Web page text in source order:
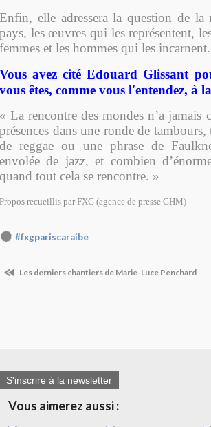
Enfin, elle adressera la question de
pays, les œuvres qui les représentent,
femmes et les hommes qui les incarnent.
Vous avez cité Edouard Glissant
vous êtes, comme vous l'entendez, à
« La rencontre des mondes n’a
présences dans une ronde de
de reggae ou une phrase de
envolée de jazz, et combien
quand tout cela se rencontre. »
Propos recueillis par FXG (agence de presse GHM)
#fxgpariscaraibe
Les derniers chantiers de Marie-Luce Penchard
S'inscrire à la newsletter
Vous aimerez aussi :